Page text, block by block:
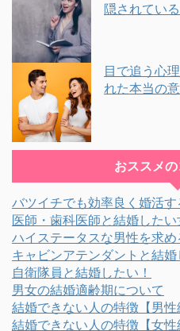
隠されている
目で追う心
れた本当の
おススメ
バツイチでも効率良く婚活す
医師・歯科医師と結婚したい
ハイステータスな男性を求め
キャビンアテンダントと結
自衛隊員と結婚したい！
男女の結婚適齢期について
結婚できない人の特徴【男性
結婚できない人の特徴【女性